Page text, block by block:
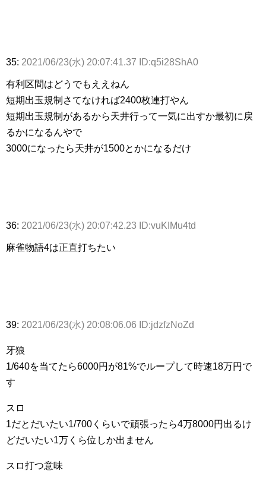
35: 2021/06/23(水) 20:07:41.37 ID:q5i28ShA0
有利区間はどうでもええねん
短期出玉規制さてなければ2400枚連打やん
短期出玉規制があるから天井行って一気に出すか最初に戻
るかになるんやで
3000になったら天井が1500とかになるだけ
36: 2021/06/23(水) 20:07:42.23 ID:vuKIMu4td
麻雀物語4は正直打ちたい
39: 2021/06/23(水) 20:08:06.06 ID:jdzfzNoZd
牙狼
1/640を当てたら6000円が81%でループして時速18万円で
す
スロ
1だとだいたい1/700くらいで頑張ったら4万8000円出るけ
どだいたい1万くら位しか出ません
スロ打つ意味